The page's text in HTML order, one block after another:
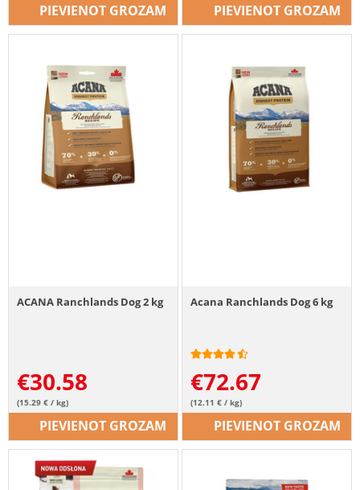
PIEVIENOT GROZAM PIEVIENOT GROZAM
ACANA Ranchlands Dog 2 kg
€30.58
(15.29 € / kg)
PIEVIENOT GROZAM
Acana Ranchlands Dog 6 kg
€72.67
(12.11 € / kg)
PIEVIENOT GROZAM